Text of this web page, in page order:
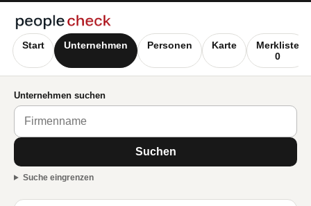
Start Unternehmen Personen Karte
Merkliste
0
Unternehmen suchen
Suchen
Suche eingrenzen